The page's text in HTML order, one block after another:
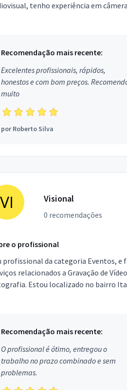
tenho experiência em
Recomendação mais recente:
Excelentes profissionais, rápidos,
honestos e com bom preços.
muito
porRoberto Silva
Visional
0 recomendações
o profissional
profissional da categoria Eventos, e
relacionados a Gravação de
Estou localizado no bairro
Recomendação mais recente:
O profissional é ótimo, entregou o
trabalho no prazo combinado e sem
problemas.